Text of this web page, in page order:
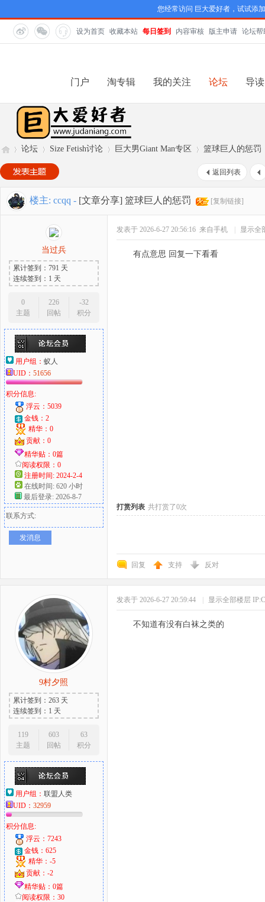
您经常访问 巨大爱好者，试试添
设为首页 收藏本站 每日签到 内容审核 版主申请 论坛帮
门户 淘专辑 我的关注 论坛 导读
巨
爱
»
论坛
›
Size Fetish讨论
›
巨大男Giant Man专区 篮球巨人的惩罚
返回列表
楼主: ccqq - [文章分享] 篮球巨人的惩罚 [复制链接]
当过兵
累计签到：791 天
连续签到：1 天
0
主题
226
回帖
-32
积分
用户组： 蚁人
UID： 51656
积分信息:
浮云：5039
金钱：2
精华：0
贡献：0
精华贴：0篇
阅读权限：0
注册时间: 2024-2-4
在线时间: 620 小时
最后登录: 2026-8-7
联系方式:
发消息
发表于 2026-6-27 20:56:16 来自手机 显示全
有点意思 回复一下看看
打赏列表 共打赏了0次
回复 支持 反对
9村夕照
累计签到：263 天
连续签到：1 天
119
主题
603
回帖
63
积分
用户组： 联盟人类
UID： 32959
积分信息:
浮云：7243
金钱：625
精华：-5
贡献：-2
精华贴：0篇
阅读权限：30
发表于 2026-6-27 20:59:44 显示全部楼层
不知道有没有白袜之类的